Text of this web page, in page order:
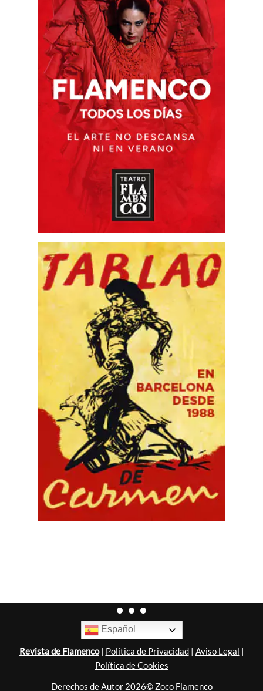
Español
Revista de Flamenco| Política de Privacidad| Aviso Legal |
Política de Cookies
Derechos de Autor 2026© Zoco Flamenco